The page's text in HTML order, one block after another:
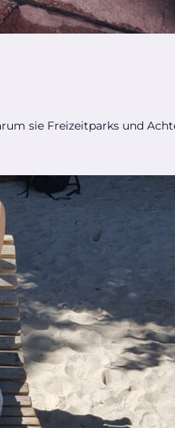
sie Freizeitparks und